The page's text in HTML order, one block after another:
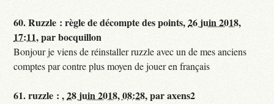
60.Ruzzle : règle de décompte des points,26 juin 2018,
17:11,parbocquillon
Bonjour je viens de réinstaller ruzzle avec un de mes anciens
comptes par contre plus moyen de jouer en français
61.ruzzle : ,28 juin 2018, 08:28,paraxens2